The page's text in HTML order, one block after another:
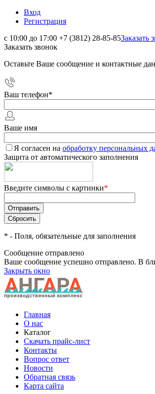
Вход
Регистрация
с 10:00 до 17:00 +7 (3812) 28-85-85Заказать
Заказать звонок
Оставьте Ваше сообщение и контактные
Ваш телефон*
Ваше имя
Я согласен на обработку персональных
Защита от автоматического заполнения
Введите символы с картинки*
* - Поля, обязательные для заполнения
Сообщение отправлено
Ваше сообщение успешно отправлено. В
Закрыть окно
Главная
О нас
Каталог
Скачать прайс-лист
Контакты
Вопрос ответ
Новости
Обратная связь
Карта сайта